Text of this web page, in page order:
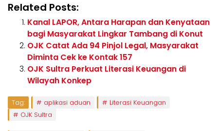
Related Posts:
Kanal LAPOR, Antara Harapan dan Kenyataan
bagi Masyarakat Lingkar Tambang di Konut
OJK Catat Ada 94 Pinjol Legal, Masyarakat
Diminta Cek ke Kontak 157
OJK Sultra Perkuat Literasi Keuangan di
Wilayah Konkep
Tag: aplikasi aduan
Literasi Keuangan
OJK Sultra